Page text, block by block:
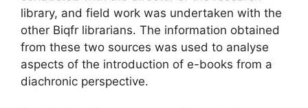
library, and field work was undertaken with the
other Biqfr librarians. The information obtained
from these two sources was used to analyse
aspects of the introduction of e-books from a
diachronic perspective.